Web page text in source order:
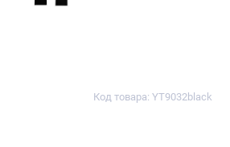
Код товара: YT9032black